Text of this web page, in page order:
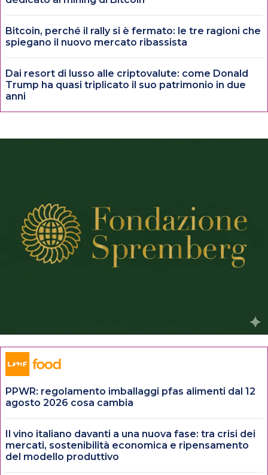
Bitcoin, perché il rally si è fermato: le tre ragioni che
spiegano il nuovo mercato ribassista
Dai resort di lusso alle criptovalute: come Donald
Trump ha quasi triplicato il suo patrimonio in due
anni
PPWR: regolamento imballaggi pfas alimenti dal 12
agosto 2026 cosa cambia
Il vino italiano davanti a una nuova fase: tra crisi dei
mercati, sostenibilità economica e ripensamento
del modello produttivo